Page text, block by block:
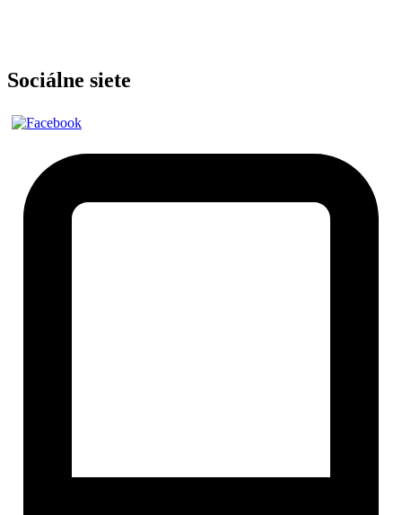
Sociálne siete